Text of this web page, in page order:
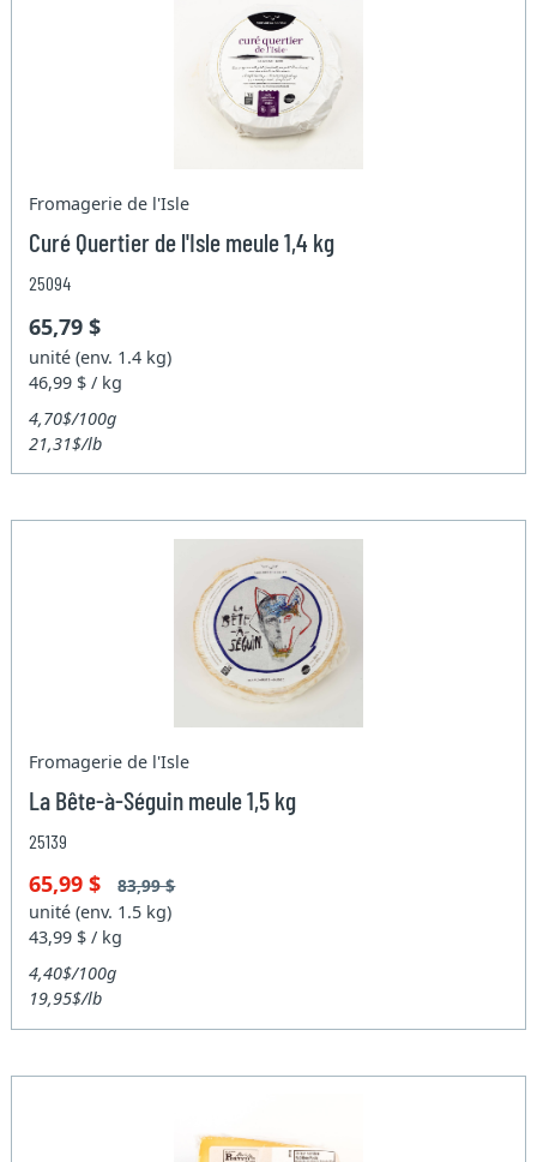
Fromagerie de l'Isle
Curé Quertier de l'Isle meule 1,4 kg
25094
65,79 $
unité (env. 1.4 kg)
46,99 $ / kg
4,70$/100g
21,31$/lb
Fromagerie de l'Isle
La Bête-à-Séguin meule 1,5 kg
25139
65,99 $ 83,99 $
unité (env. 1.5 kg)
43,99 $ / kg
4,40$/100g
19,95$/lb